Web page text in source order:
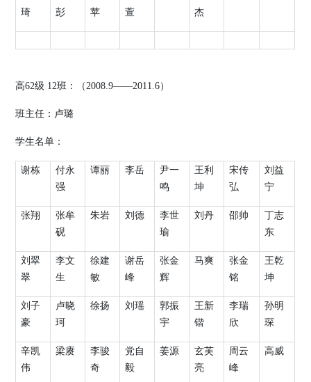
琦
彭
苹
萱
杰
高62级 12班：（2008.9——2011.6）
班主任：卢璐
学生名单：
谢栋
付永
强
谭丽 李岳
尹一
鸣
王利
坤
宋传
弘
刘益
宁
张翔
张牟
砚
朱岩 刘德
李世
瑜
刘丹 邵帅
丁志
东
刘翠
翠
李文
生
徐建
敏
谢岳
峰
张金
辉
马爽
张金
铭
王乾
坤
刘子
豪
卢晓
珂
徐扬 刘瑶
郭振
宇
王新
锴
李瑞
欣
孙明
琛
辛凯
伟
梁赓
李骏
奇
党自
毅
姜源
玄芙
亮
周云
峰
高威